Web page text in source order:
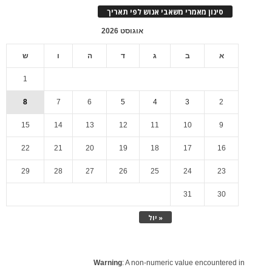
סינון מאמרי משאבי אנוש לפי תאריך
אוגוסט 2026
א ב ג ד ה ו ש
« יול
1
2
3
4
5
6
7
8
9
10
11
12
13
14
15
16
17
18
19
20
21
22
23
24
25
26
27
28
29
30
31
Warning: A non-numeric value encountered in